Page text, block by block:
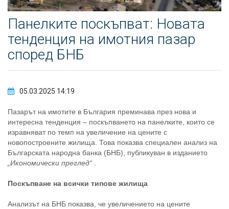
Панелките поскъпват: Новата
тенденция на имотния пазар
според БНБ
05.03.2025 14:19
Пазарът на имотите в България преминава през нова и
интересна тенденция – поскъпването на панелките, които се
изравняват по темп на увеличение на цените с
новопостроените жилища. Това показва специален анализ на
Българската народна банка (БНБ), публикуван в изданието
„Икономически преглед“ .
Поскъпване на всички типове жилища
Анализът на БНБ показва, че увеличението на цените